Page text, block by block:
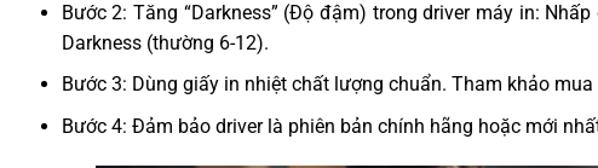
Bước 2: Tăng “Darkness” (Độ đậm) trong driver máy in:
Darkness (thường 6-12).
Bước 3: Dùng giấy in nhiệt chất lượng chuẩn. Tham khảo mua
Bước 4: Đảm bảo driver là phiên bản chính hãng hoặc mới